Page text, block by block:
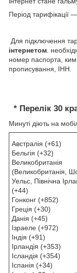
Період тарифікації
Для підключення
інтернетом.
номер паспорта,
прописування, ІНН.
* Перелік 30
Минуті діють на
Австралія (+61)
Бельгія (+32)
Великобританія
(Великобританія,
Уельс, Північна
(+44)
Гонконг (+852)
Греція (+30)
Данія (+45)
Ізраеле (+972)
Індія (+91)
Ірландія (+353)
Ісландія (+354)
Іспанія (+34)